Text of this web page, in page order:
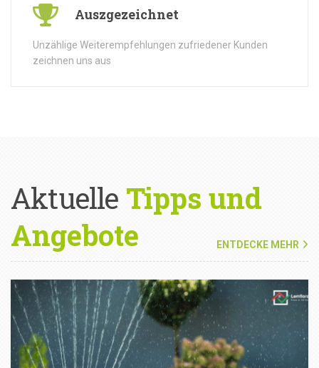
Auszgezeichnet
Unzählige Weiterempfehlungen zufriedener Kunden
zeichnen uns aus
Aktuelle Tipps und
Angebote
ENTDECKE MEHR